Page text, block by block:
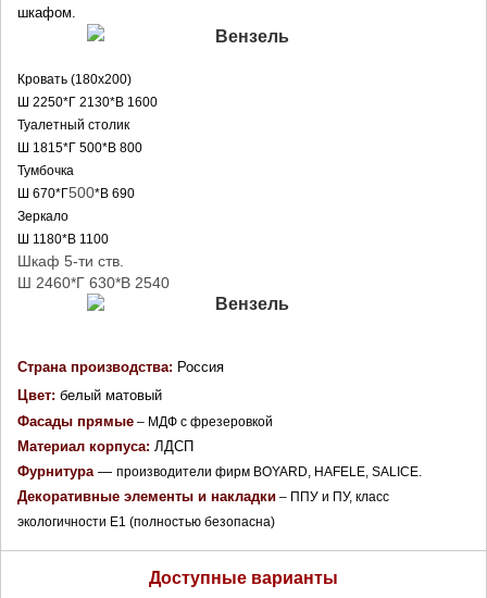
шкафом.
Кровать (180х200)
Ш 2250*Г 2130*В 1600
Туалетный столик
Ш 1815*Г 500*В 800
Тумбочка
Ш 670*Г500*В 690
Зеркало
Ш 1180*В 1100
Шкаф 5-ти ств.
Ш 2460*Г 630*В 2540
Страна производства: Россия
Цвет: белый матовый
Фасады прямые – МДФ с фрезеровкой
Материал корпуса: ЛДСП
Фурнитура — производители фирм BOYARD, HAFELE, SALICE.
Декоративные элементы и накладки – ППУ и ПУ, класс
экологичности E1 (полностью безопасна)
Доступные варианты